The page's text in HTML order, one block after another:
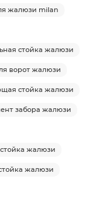
жалюзи milan
стойка жалюзи
ворот жалюзи
стойка жалюзи
забора жалюзи
стойка жалюзи
жалюзи